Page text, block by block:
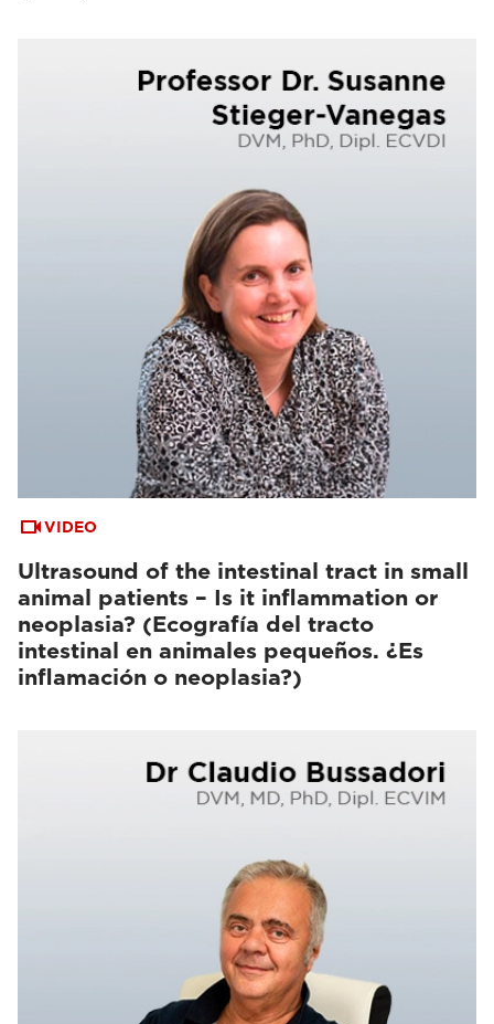
VIDEO
Ultrasound of the intestinal tract in small
animal patients – Is it inflammation or
neoplasia? (Ecografía del tracto
intestinal en animales pequeños. ¿Es
inflamación o neoplasia?)